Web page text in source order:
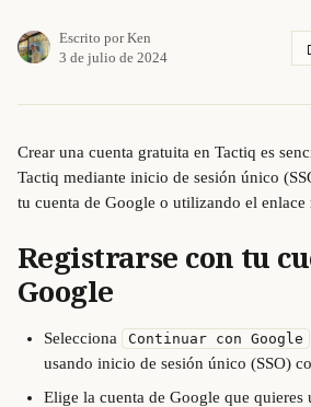
Escrito porKen
3 de julio de 2024
Crear una cuenta gratuita en Tactiq es
Tactiq mediante inicio de sesión único
tu cuenta de Google o utilizando el enlace
Registrarse con tu
Google
Selecciona Continuar con Google
usando inicio de sesión único (SSO)
Elige la cuenta de Google que quieres